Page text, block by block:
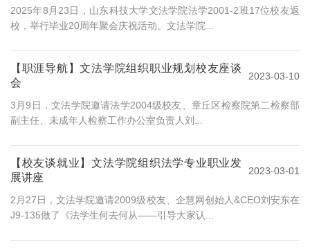
2025年8月23日，山东科技大学文法学院法学2001-2班17位校友返
校，举行毕业20周年聚会庆祝活动。文法学院...
【职涯导航】文法学院组织职业规划校友座谈
会
2023-03-10
3月9日，文法学院邀请法学2004级校友、章丘区检察院第二检察部
副主任、未成年人检察工作办公室负责人刘...
【校友谈就业】文法学院组织法学专业职业发
展讲座
2023-03-01
2月27日，文法学院邀请2009级校友、企慧网创始人&CEO刘安东在
J9-135做了《法学生何去何从——引导大家认...